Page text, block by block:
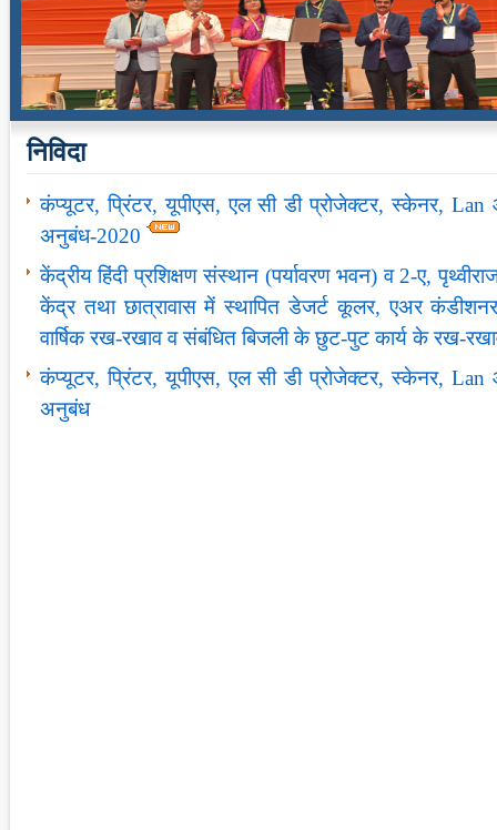
निविदा
कंप्यूटर, प्रिंटर, यूपीएस, एल सी डी प्रोजेक्‍टर, स्‍केनर, Lan
अनुबंध-2020
केंद्रीय हिंदी प्रशिक्षण संस्‍थान (पर्यावरण भवन) व 2-ए,
केंद्र तथा छात्रावास में स्‍थापित डेजर्ट कूलर, एअर
वार्षिक रख-रखाव व संबंधित बिजली के छुट-पुट कार्य के रख-
कंप्यूटर, प्रिंटर, यूपीएस, एल सी डी प्रोजेक्‍टर, स्‍केनर, Lan
अनुबंध